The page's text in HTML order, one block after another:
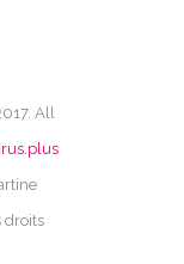
All
droits